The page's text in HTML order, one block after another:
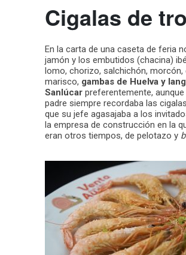
Cigalas de
En la carta de una caseta de feria
jamón y los embutidos (chacina)
lomo, chorizo, salchichón, morcón,
marisco, gambas de Huelva y
Sanlúcar preferentemente,
padre siempre recordaba las
que su jefe agasajaba a los
la empresa de construcción en la
eran otros tiempos, de pelotazo y